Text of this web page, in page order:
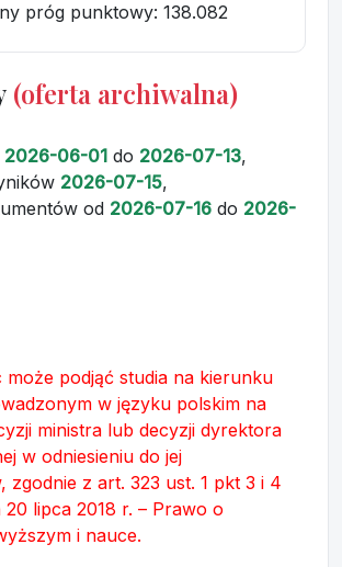
próg punktowy: 138.082
(oferta archiwalna)
2026-06-01 do 2026-07-13,
2026-07-15,
od 2026-07-16 do 2026-
może podjąć studia na kierunku
w języku polskim na
ministra lub decyzji dyrektora
w odniesieniu do jej
zgodnie z art. 323 ust. 1 pkt 3 i 4
lipca 2018 r. – Prawo o
i nauce.